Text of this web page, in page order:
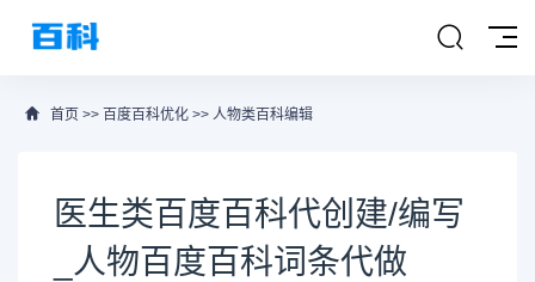
首页 >> 百度百科优化 >> 人物类百科编辑
医生类百度百科代创建/编写
_人物百度百科词条代做